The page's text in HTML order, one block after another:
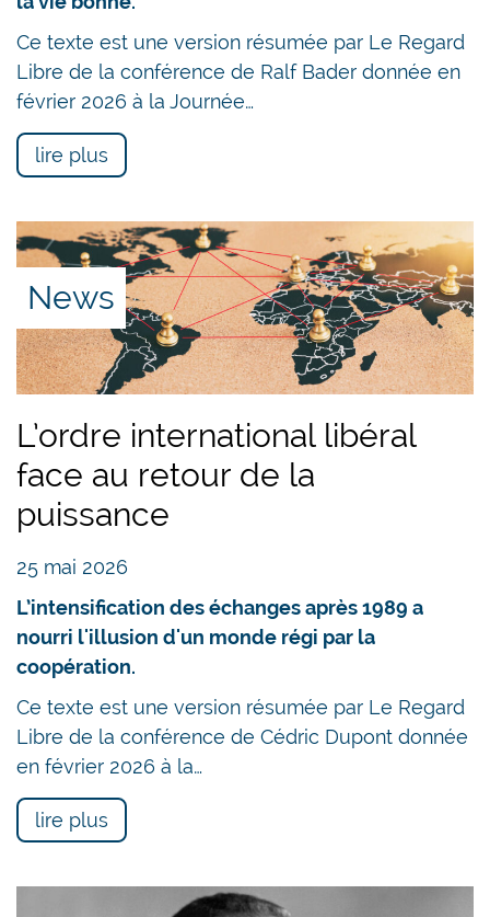
Ce texte est une version résumée par Le Regard
Libre de la conférence de Ralf Bader donnée en
février 2026 à la Journée…
lire plus
News
L’ordre international libéral
face au retour de la
puissance
25 mai 2026
L’intensification des échanges après 1989 a
nourri l'illusion d'un monde régi par la
coopération.
Ce texte est une version résumée par Le Regard
Libre de la conférence de Cédric Dupont donnée
en février 2026 à la…
lire plus